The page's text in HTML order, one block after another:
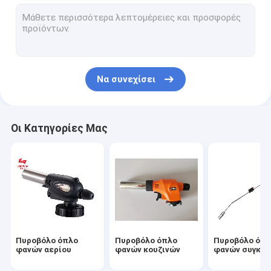
Πυροβόλο όπλο φλογών βουτανίου
Ηλεκτρικό πυροβόλο όπλο φλογών
Υπαίθρια σόμπα στρατοπέδευσης
Να συνεχίσει
Οι Κατηγορίες Μας
Πυροβόλο όπλο
φανών αερίου
Πυροβόλο όπλο
φανών κουζινών
Πυροβόλο
φανών